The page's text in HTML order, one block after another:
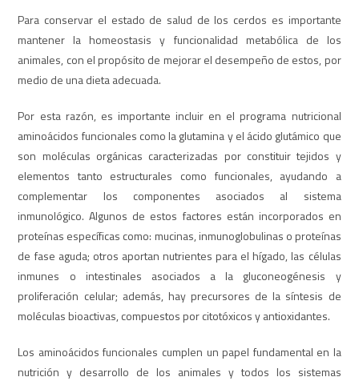
Para conservar el estado de salud de los cerdos es importante
mantener la homeostasis y funcionalidad metabólica de los
animales, con el propósito de mejorar el desempeño de estos, por
medio de una dieta adecuada.
Por esta razón, es importante incluir en el programa nutricional
aminoácidos funcionales como la glutamina y el ácido glutámico que
son moléculas orgánicas caracterizadas por constituir tejidos y
elementos tanto estructurales como funcionales, ayudando a
complementar los componentes asociados al sistema
inmunológico. Algunos de estos factores están incorporados en
proteínas específicas como: mucinas, inmunoglobulinas o proteínas
de fase aguda; otros aportan nutrientes para el hígado, las células
inmunes o intestinales asociados a la gluconeogénesis y
proliferación celular; además, hay precursores de la síntesis de
moléculas bioactivas, compuestos por citotóxicos y antioxidantes.
Los aminoácidos funcionales cumplen un papel fundamental en la
nutrición y desarrollo de los animales y todos los sistemas